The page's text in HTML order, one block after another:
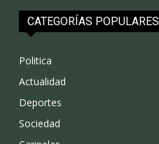
CATEGORÍAS POPULARES
Politica
Actualidad
Deportes
Sociedad